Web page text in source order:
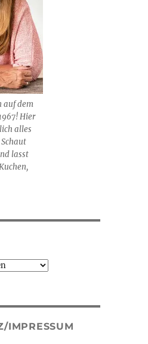
auf dem
Hier
alles
lasst
IMPRESSUM